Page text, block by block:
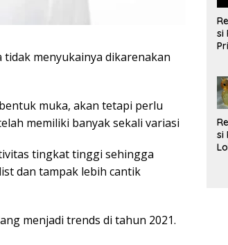
menyukainya dikarenakan
muka, akan tetapi perlu
memiliki banyak sekali variasi
tingkat tinggi sehingga
dan tampak lebih cantik
menjadi trends di tahun 2021.
si
si